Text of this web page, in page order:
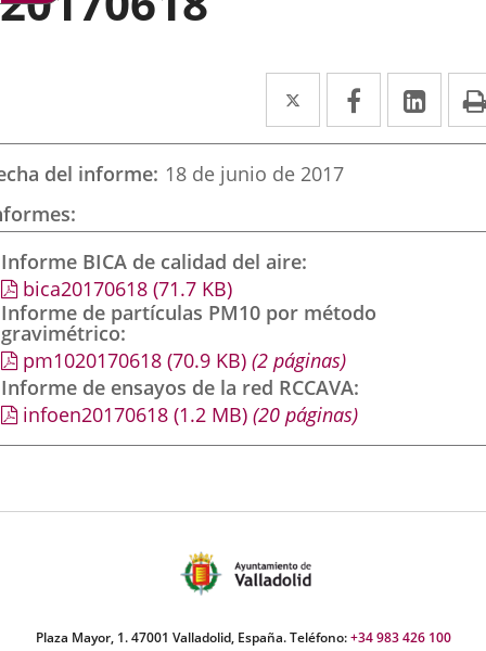
Twitter
Enlace
a
una
externa.
Facebook
Enlace
a
externa.
a
del informe 18 de junio de 2017
Informe BICA de calidad del aire
bica20170618 (71.7 KB)
Informe de partículas PM10 por método
gravimétrico
pm1020170618 (70.9 KB) (2 páginas)
Informe de ensayos de la red RCCAVA
infoen20170618 (1.2 MB) (20 páginas)
Plaza Mayor, 1. 47001 Valladolid, España. Teléfono:+34 983 426 100